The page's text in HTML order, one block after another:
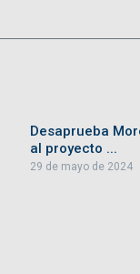
Desaprueba
al proyecto ...
29 de mayo de 2024